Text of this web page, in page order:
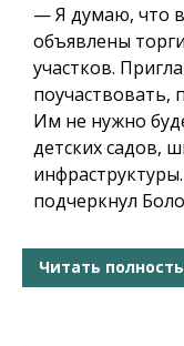
— Я думаю, что
объявлены
участков.
поучаствовать,
Им не нужно
детских садов,
инфраструктуры.
подчеркнул
Читать